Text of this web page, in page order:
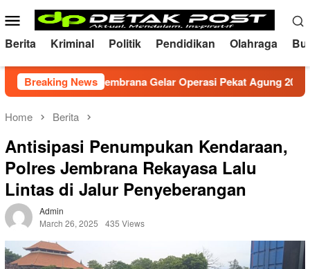
to
content
Mobile
Menu
Berita Kriminal Politik Pendidikan Olahraga
Breaking News
Polres Jembrana Gelar Operasi Pekat Agung 2026
Home Berita
Antisipasi Penumpukan Kendaraan,
Polres Jembrana Rekayasa Lalu
Lintas di Jalur Penyeberangan
Admin
March 26, 2025
435 Views